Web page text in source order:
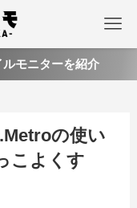
モニターを紹介
の使い
こよくす